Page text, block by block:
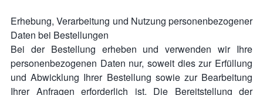
Erhebung, Verarbeitung und Nutzung personenbezogener
Daten bei Bestellungen
Bei der Bestellung erheben und verwenden wir Ihre
personenbezogenen Daten nur, soweit dies zur Erfüllung
und Abwicklung Ihrer Bestellung sowie zur Bearbeitung
Ihrer Anfragen erforderlich ist. Die Bereitstellung der